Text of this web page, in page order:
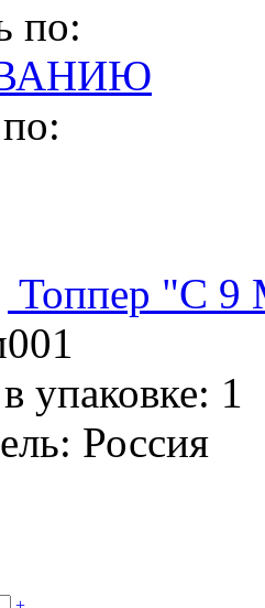
по:
Топпер "С 9
упаковке: 1
Россия